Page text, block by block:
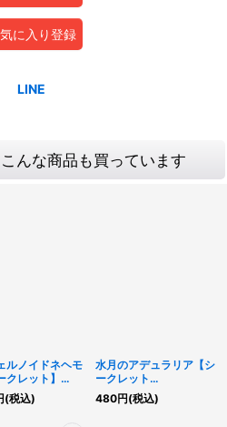
に入り登録
んな商品も買っています
ルノイドネヘモ
クレット】
《モンス
(税込)
水月のアデュラリア【シ
ークレット
SPECIALREDVer.】
{24PP-JP023}《モン
480円(税込)